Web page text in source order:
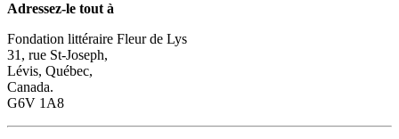
Adressez-le tout à
Fondation littéraire Fleur de Lys
31, rue St-Joseph,
Lévis, Québec,
Canada.
G6V 1A8